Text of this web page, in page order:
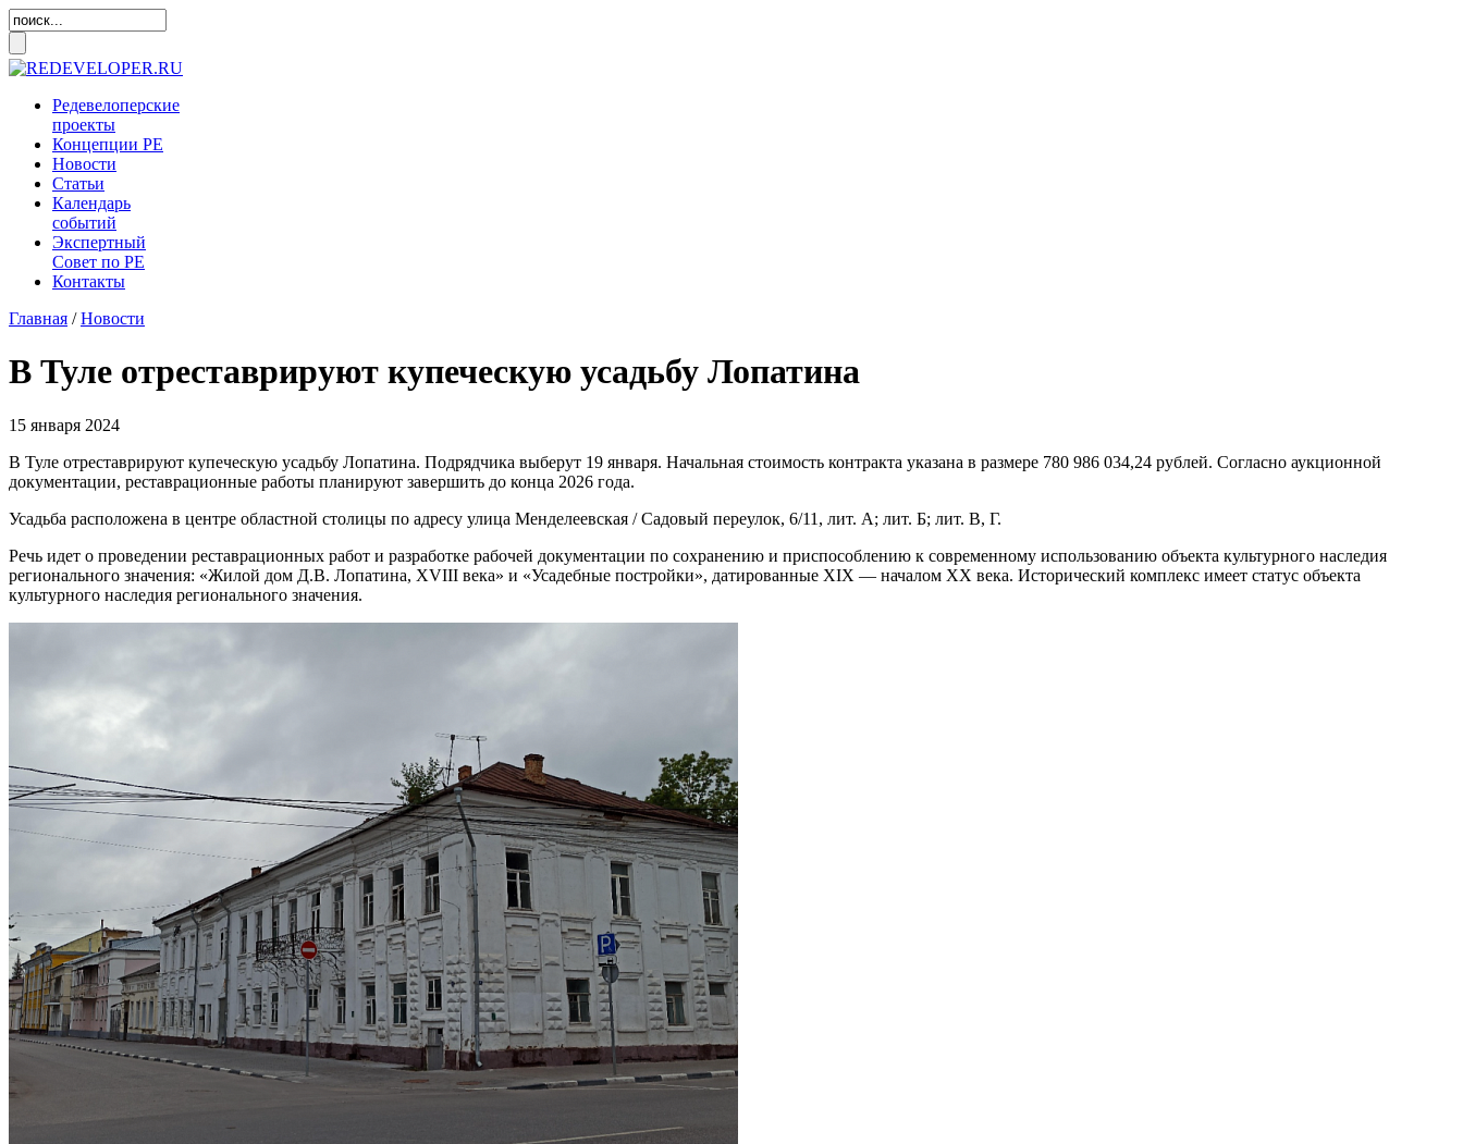
Редевелоперские
проекты
Концепции РЕ
Новости
Статьи
Календарь
событий
Экспертный
Совет по РЕ
Контакты
Главная /Новости
В Туле отреставрируют купеческую усадьбу Лопатина
15 января 2024
В Туле отреставрируют купеческую усадьбу Лопатина. Подрядчика выберут 19 января. Начальная стоимость контракта указана в размере 780 986 034,24 рублей. Согласно аукционной
документации, реставрационные работы планируют завершить до конца 2026 года.
Усадьба расположена в центре областной столицы по адресу улица Менделеевская / Садовый переулок, 6/11, лит. А; лит. Б; лит. В, Г.
Речь идет о проведении реставрационных работ и разработке рабочей документации по сохранению и приспособлению к современному использованию объекта культурного наследия
регионального значения: «Жилой дом Д.В. Лопатина, XVIII века» и «Усадебные постройки», датированные XIX — началом XX века. Исторический комплекс имеет статус объекта
культурного наследия регионального значения.